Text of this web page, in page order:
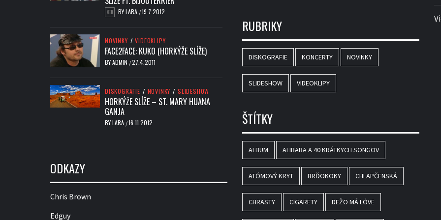
BYLARA /19.7.2012
NOVINKY / VIDEOKLIPY
FACE2FACE: KUKO (HORKÝŽE SLÍŽE)
BYADMIN /27.4.2011
DISKOGRAFIE / NOVINKY / SLIDESHOW
HORKÝŽE SLÍŽE – ST. MARY HUANA
GANJA
BYLARA /16.11.2012
ODKAZY
Chris Brown
Edguy
RUBRIKY
DISKOGRAFIE KONCERTY NOVINKY
SLIDESHOW VIDEOKLIPY
ŠTÍTKY
ALBUM ALIBABA A 40 KRÁTKYCH SONGOV
ATÓMOVÝ KRYT BRĎOKOKY CHLAPČENSKÁ
CHRASTY CIGARETY DEŽO MÁ LÓVE